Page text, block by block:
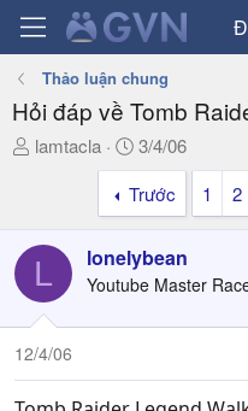
Thảo luận chung
Hỏi đáp về Tomb
T
a
s
t
a
lamtacla
N
g
à
y
g
ử
i
3/4/06
Trước
1 2
L lonelybean
Youtube Master
12/4/06